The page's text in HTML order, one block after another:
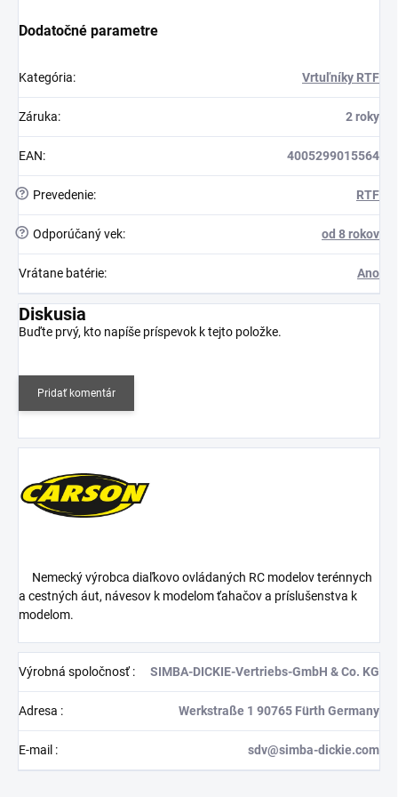
Dodatočné parametre
Kategória: Vrtuľníky RTF
Záruka: 2 roky
EAN: 4005299015564
? Prevedenie: RTF
? Odporúčaný vek: od 8 rokov
Vrátane batérie: Ano
Diskusia
Buďte prvý, kto napíše príspevok k tejto položke.
Pridať komentár
Nemecký výrobca diaľkovo ovládaných RC modelov terénnych
a cestných áut, návesov k modelom ťahačov a príslušenstva k
modelom.
Výrobná spoločnosť: SIMBA-DICKIE-Vertriebs-GmbH & Co. KG
Adresa : Werkstraße 1 90765 Fürth Germany
E-mail : sdv@simba-dickie.com